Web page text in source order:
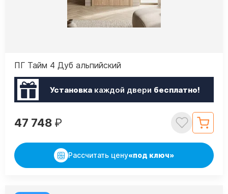
ПГ Тайм 4 Дуб альпийский
Установкакаждой двери бесплатно!
47 748 ₽
Рассчитать цену«под ключ»